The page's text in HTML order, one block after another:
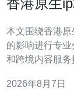
香港原生
本文围绕香港
的影响进行专
和跨境内容服
香港原生IP通常
2026年8月7日